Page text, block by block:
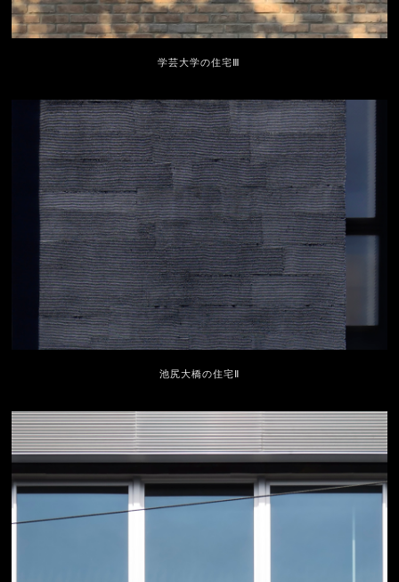
学芸大学の住宅Ⅲ
池尻大橋の住宅Ⅱ